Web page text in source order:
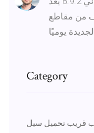
من مقاطع
Category
قريب تحميل سيل